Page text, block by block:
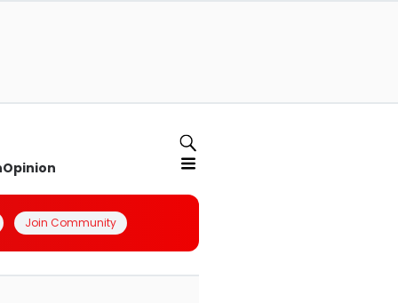
Opinion
Join Community